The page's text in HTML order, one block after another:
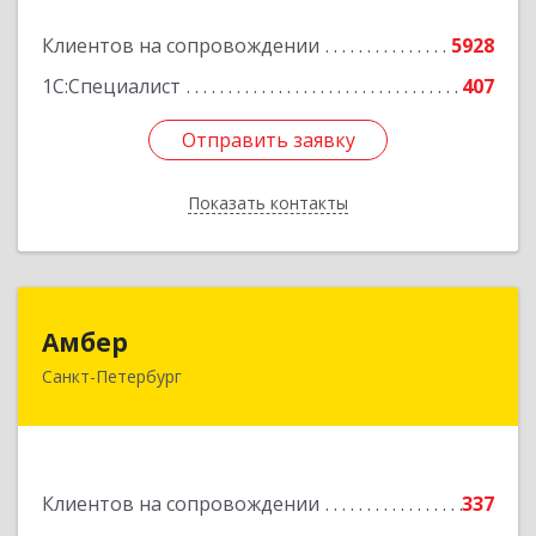
Клиентов на сопровождении
5928
1С:Специалист
407
Отправить заявку
Показать контакты
Отправить заявку
Назад
Амбер
Санкт-Петербург
Клиентов на сопровождении
337
191119, Санкт-Петербург г, Правды ул, дом №